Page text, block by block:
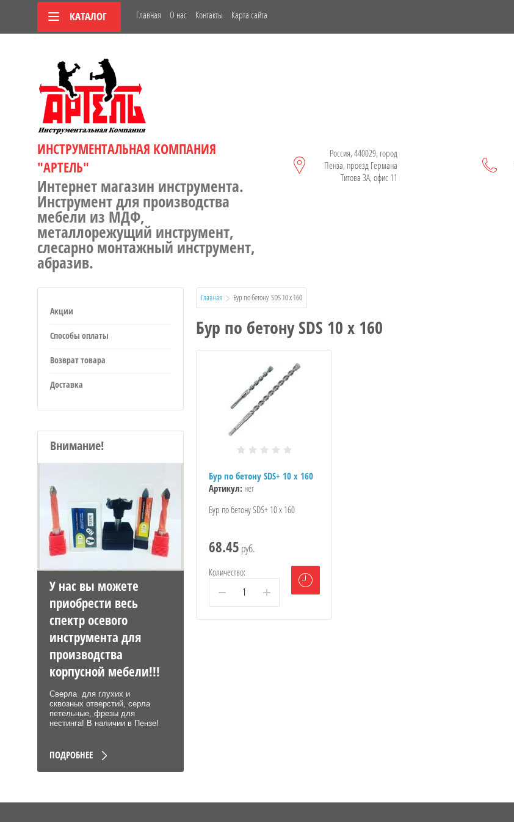
КАТАЛОГ Главная О нас Контакты Карта сайта
ИНСТРУМЕНТАЛЬНАЯ КОМПАНИЯ
"АРТЕЛЬ"
Интернет магазин инструмента.
Инструмент для производства
мебели из МДФ,
металлорежущий инструмент,
слесарно монтажный инструмент,
абразив.
Россия, 440029, город
Пенза, проезд Германа
Титова 3А, офис 11
Акции
Способы оплаты
Возврат товара
Доставка
Внимание!
У нас вы можете
приобрести весь
спектр осевого
инструмента для
производства
корпусной мебели!!!
Сверла для глухих и
сквозных отверстий, серла
петельные, фрезы для
нестинга! В наличии в Пензе!
ПОДРОБНЕЕ
Главная
  Бур по бетону  SDS 10 х 160
Бур по бетону SDS 10 х 160
Бур по бетону SDS+ 10 х 160
Артикул: нет
Бур по бетону SDS+ 10 х 160
68.45 руб.
Количество:
− +